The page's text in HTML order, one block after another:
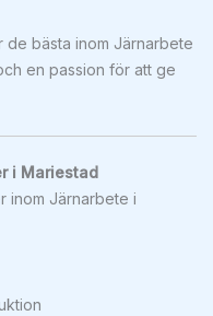
de bästa inom Järnarbete
en passion för att ge
i Mariestad
inom Järnarbete i